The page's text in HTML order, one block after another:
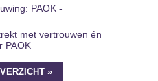
PAOK -
met vertrouwen én
PAOK
»